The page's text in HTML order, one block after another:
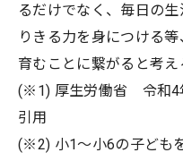
るだけでなく、毎日の
りきる力を身につける
育むことに繋がると考え
(※1) 厚生労働省 令和4
引用
(※2) 小1～小6の子ども